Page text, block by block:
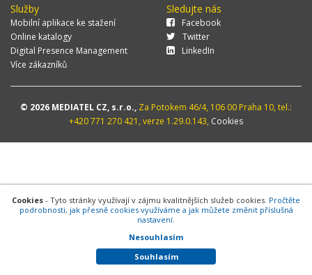
Služby
Mobilní aplikace ke stažení
Online katalogy
Digital Presence Management
Více zákazníků
Sledujte nás
Facebook
Twitter
LinkedIn
© 2026 MEDIATEL CZ, s.r.o., Za Potokem 46/4, 106 00 Praha 10, tel.:
+420 771 270 421, verze 1.29.0.143, Cookies
Cookies - Tyto stránky využívají v zájmu kvalitnějších služeb cookies. Pročtěte
podrobnosti, jak přesně cookies využíváme a jak můžete změnit příslušná
nastavení.
Nesouhlasím
Souhlasím